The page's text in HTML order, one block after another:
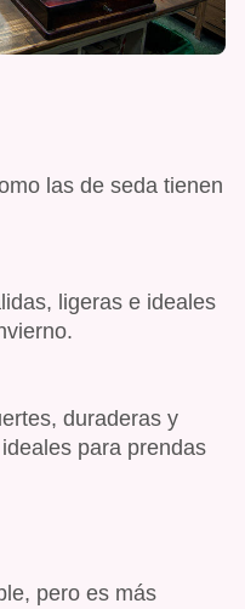
las de seda tienen
ligeras e ideales
duraderas y
para prendas
pero es más